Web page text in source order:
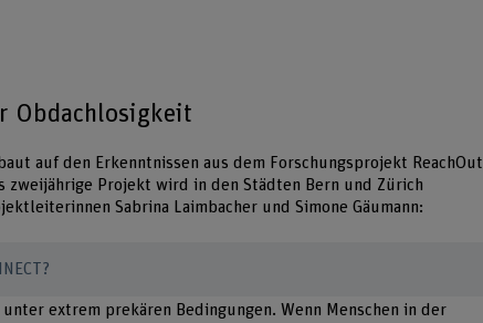
Obdachlosigkeit
auf den Erkenntnissen aus dem Forschungsprojekt ReachOut
zweijährige Projekt wird in den Städten Bern und Zürich
Sabrina Laimbacher und Simone Gäumann:
extrem prekären Bedingungen. Wenn Menschen in der